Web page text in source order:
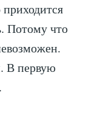
Потому что
В первую